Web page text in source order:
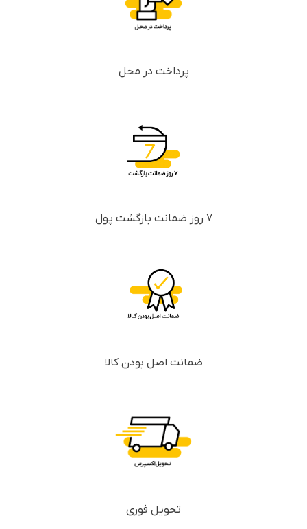
پرداخت در محل
7 روز ضمانت بازگشت پول
ضمانت اصل بودن کالا
تحویل فوری